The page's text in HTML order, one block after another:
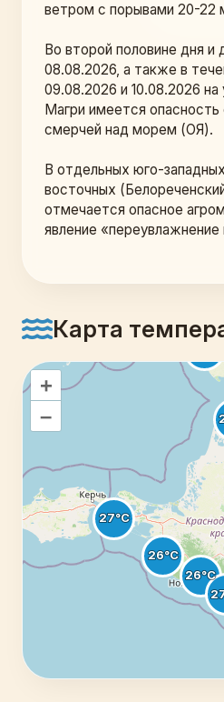
ветром с порывами 20-22
Во второй половине дня и
08.08.2026, а также в
09.08.2026 и 10.08.2026
Магри имеется
смерчей над морем (ОЯ).
В отдельных юго-
восточных
отмечается опасное
явление «переувлажнение
Карта
+
–